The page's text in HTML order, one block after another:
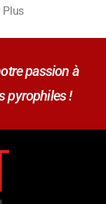
Plus
passion à
pyrophiles !